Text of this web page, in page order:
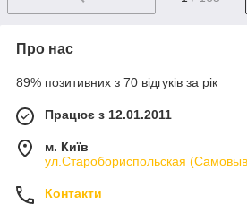
Про нас
89% позитивних з 70 відгуків за рік
Працює з 12.01.2011
м. Київ
ул.Старобориспольская
Контакти